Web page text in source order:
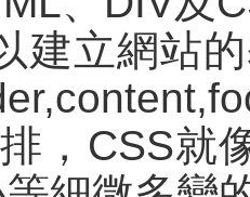
建立網站
，CSS就